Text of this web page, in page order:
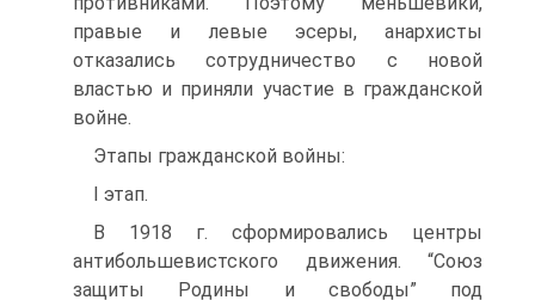
правые и левые эсеры, анархисты
отказались сотрудничество с новой
властью и приняли участие в гражданской
войне.
Этапы гражданской войны:
I этап.
В 1918 г. сформировались центры
антибольшевистского движения. “Союз
защиты Родины и свободы” под